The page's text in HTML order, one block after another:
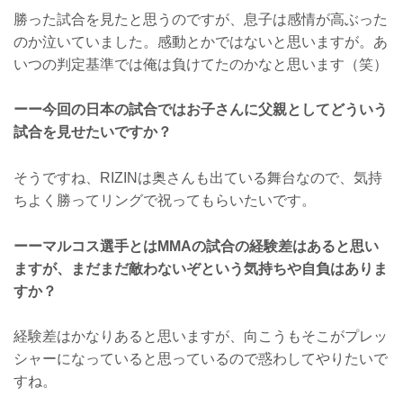
勝った試合を見たと思うのですが、息子は感情が高ぶった
のか泣いていました。感動とかではないと思いますが。あ
いつの判定基準では俺は負けてたのかなと思います（笑）
ーー今回の日本の試合ではお子さんに父親としてどういう
試合を見せたいですか？
そうですね、RIZINは奥さんも出ている舞台なので、気持
ちよく勝ってリングで祝ってもらいたいです。
ーーマルコス選手とはMMAの試合の経験差はあると思い
ますが、まだまだ敵わないぞという気持ちや自負はありま
すか？
経験差はかなりあると思いますが、向こうもそこがプレッ
シャーになっていると思っているので惑わしてやりたいで
すね。